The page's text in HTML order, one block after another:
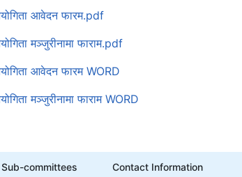
आवेदन फारम.pdf
मञ्जुरीनामा फाराम.pdf
आवेदन फारम WORD
मञ्जुरीनामा फाराम WORD
Sub-committees Contact Information